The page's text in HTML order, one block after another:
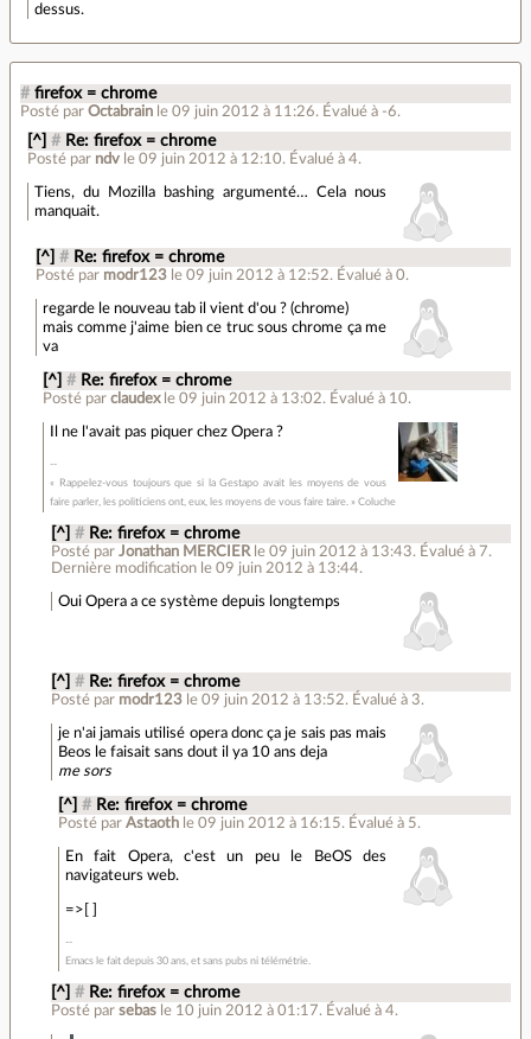
dessus.
# firefox = chrome
Posté par Octabrain le 09 juin 2012 à 11:26. Évalué à -6.
[^] # Re: firefox = chrome
Posté par ndv le 09 juin 2012 à 12:10. Évalué à4.
Tiens, du Mozilla bashing argumenté… Cela nous
manquait.
[^] # Re: firefox = chrome
Posté par modr123 le 09 juin 2012 à 12:52. Évalué à 0.
regarde le nouveau tab il vient d'ou ? (chrome)
mais comme j'aime bien ce truc sous chrome ça me
va
[^] # Re: firefox = chrome
Posté parclaudex le 09 juin 2012 à 13:02. Évalué à 10.
Il ne l'avait pas piquer chez Opera ?
« Rappelez-vous toujours que si la Gestapo avait les moyens de vous
faire parler, les politiciens ont, eux, les moyens de vous faire taire. » Coluche
[^] # Re: firefox = chrome
Posté par Jonathan MERCIER le 09 juin 2012 à 13:43.Évalué à 7.
Dernière modification le 09 juin 2012 à 13:44.
Oui Opera a ce système depuis longtemps
[^] # Re: firefox = chrome
Posté par modr123 le 09 juin 2012 à 13:52.Évalué à 3.
je n'ai jamais utilisé opera donc ça je sais pas mais
Beos le faisait sans dout il ya 10 ans deja
me sors
[^] # Re: firefox = chrome
Posté par Astaoth le 09 juin 2012 à 16:15. Évalué à 5.
En fait Opera, c'est un peu le BeOS des
navigateurs web.
=>[ ]
Emacs le fait depuis 30 ans, et sans pubs ni télémétrie.
[^] # Re: firefox = chrome
Posté par sebas le 10 juin 2012 à 01:17.Évalué à 4.